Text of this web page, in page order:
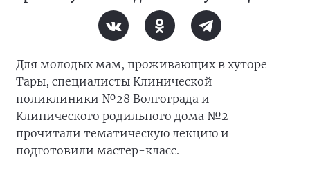
Для молодых мам, проживающих в хуторе
Тары, специалисты Клинической
поликлиники №28 Волгограда и
Клинического родильного дома №2
прочитали тематическую лекцию и
подготовили мастер-класс.